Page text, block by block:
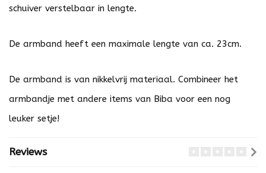
schuiver verstelbaar in lengte.
De armband heeft een maximale lengte van ca. 23cm.
De armband is van nikkelvrij materiaal. Combineer het
armbandje met andere items van Biba voor een nog
leuker setje!
Reviews